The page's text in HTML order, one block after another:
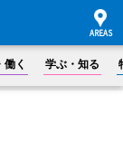
働く 学ぶ・知る